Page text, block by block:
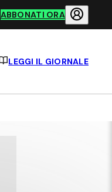
ABBONATI ORA
LEGGI IL GIORNALE